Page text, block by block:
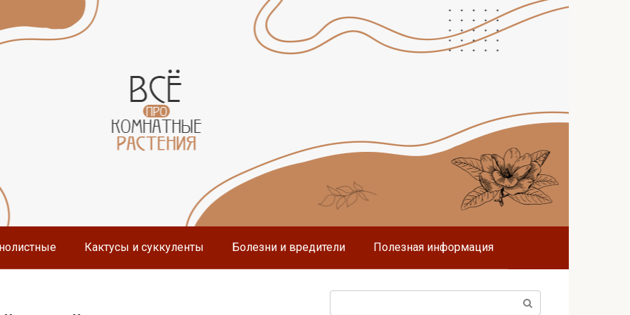
Кактусы и суккуленты Болезни и вредители Полезная информация